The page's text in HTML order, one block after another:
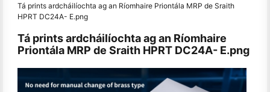
Tá prints ardcháilíochta ag an Ríomhaire Priontála MRP de Sraith
HPRT DC24A- E.png
Tá prints ardcháilíochta ag an Ríomhaire
Priontála MRP de Sraith HPRT DC24A- E.png